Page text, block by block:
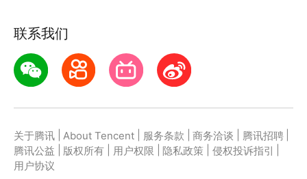
联系我们
关于腾讯 About Tencent 服务条款 商务洽谈 腾讯招聘
腾讯公益
版权所有 用户权限 隐私政策 侵权投诉指引
用户协议